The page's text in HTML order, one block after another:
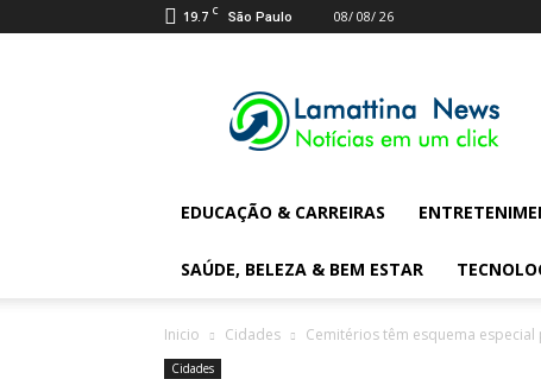
19.7 C São Paulo 08/ 08/ 26
Digital
News
EDUCAÇÃO & CARREIRAS
SAÚDE, BELEZA & BEM ESTAR
Inicio Cidades Cemitérios têm esquema
Cidades